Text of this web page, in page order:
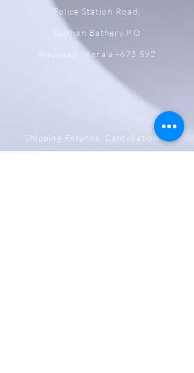
Police Station Road,
Sulthan Bathery.P.O
Wayanad , Kerala -673 592
Shipping,Returns, Cancellation &